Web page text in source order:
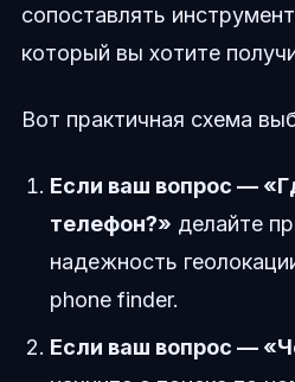
сопоставлять
который вы хотите
Вот практичная схема
Если ваш вопрос —
телефон?» делайте
надежность
phone finder.
Если ваш вопрос —